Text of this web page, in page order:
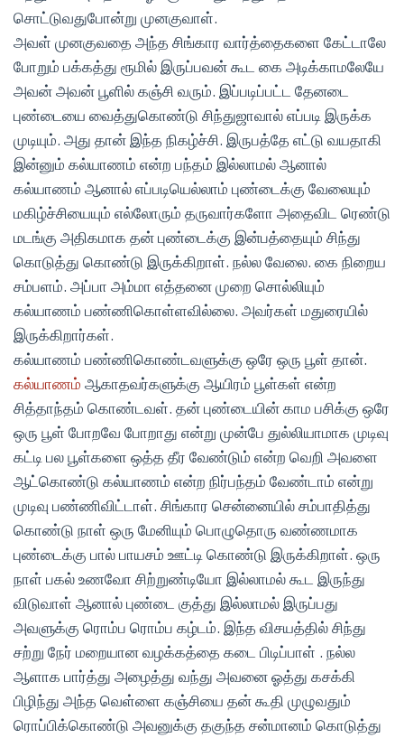
சொட்டுவதுபோன்று முனகுவாள்.
அவள் முனகுவதை அந்த சிங்கார வார்த்தைகளை கேட்டாலே
போறும் பக்கத்து ரூமில் இருப்பவன் கூட கை அடிக்காமலேயே
அவன் அவன் பூளில் கஞ்சி வரும். இப்படிப்பட்ட தேனடை
புண்டையை வைத்துகொண்டு சிந்துஜாவால் எப்படி இருக்க
முடியும். அது தான் இந்த நிகழ்ச்சி. இருபத்தே எட்டு வயதாகி
இன்னும் கல்யாணம் என்ற பந்தம் இல்லாமல் ஆனால்
கல்யாணம் ஆனால் எப்படியெல்லாம் புண்டைக்கு வேலையும்
மகிழ்ச்சியையும் எல்லோரும் தருவார்களோ அதைவிட ரெண்டு
மடங்கு அதிகமாக தன் புண்டைக்கு இன்பத்தையும் சிந்து
கொடுத்து கொண்டு இருக்கிறாள். நல்ல வேலை. கை நிறைய
சம்பளம். அப்பா அம்மா எத்தனை முறை சொல்லியும்
கல்யாணம் பண்ணிகொள்ளவில்லை. அவர்கள் மதுரையில்
இருக்கிறார்கள்.
கல்யாணம் பண்ணிகொண்டவளுக்கு ஒரே ஒரு பூள் தான்.
கல்யாணம் ஆகாதவர்களுக்கு ஆயிரம் பூள்கள் என்ற
சித்தாந்தம் கொண்டவள். தன் புண்டையின் காம பசிக்கு ஒரே
ஒரு பூள் போறவே போறாது என்று முன்பே துல்லியாமாக முடிவு
கட்டி பல பூள்களை ஒத்த தீர வேண்டும் என்ற வெறி அவளை
ஆட்கொண்டு கல்யாணம் என்ற நிர்பந்தம் வேண்டாம் என்று
முடிவு பண்ணிவிட்டாள். சிங்கார சென்னையில் சம்பாதித்து
கொண்டு நாள் ஒரு மேனியும் பொழுதொரு வண்ணமாக
புண்டைக்கு பால் பாயசம் ஊட்டி கொண்டு இருக்கிறாள். ஒரு
நாள் பகல் உணவோ சிற்றுண்டியோ இல்லாமல் கூட இருந்து
விடுவாள் ஆனால் புண்டை குத்து இல்லாமல் இருப்பது
அவளுக்கு ரொம்ப ரொம்ப கழ்டம். இந்த விசயத்தில் சிந்து
சற்று நேர் மறையான வழக்கத்தை கடை பிடிப்பாள் . நல்ல
ஆளாக பார்த்து அழைத்து வந்து அவனை ஓத்து கசக்கி
பிழிந்து அந்த வெள்ளை கஞ்சியை தன் கூதி முழுவதும்
ரொப்பிக்கொண்டு அவனுக்கு தகுந்த சன்மானம் கொடுத்து